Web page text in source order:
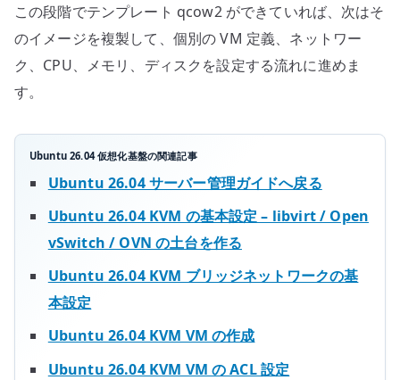
この段階でテンプレート qcow2 ができていれば、次はそ
のイメージを複製して、個別の VM 定義、ネットワー
ク、CPU、メモリ、ディスクを設定する流れに進めま
す。
Ubuntu 26.04 仮想化基盤の関連記事
Ubuntu 26.04 サーバー管理ガイドへ戻る
Ubuntu 26.04 KVM の基本設定 – libvirt / Open
vSwitch / OVN の土台を作る
Ubuntu 26.04 KVM ブリッジネットワークの基
本設定
Ubuntu 26.04 KVM VM の作成
Ubuntu 26.04 KVM VM の ACL 設定